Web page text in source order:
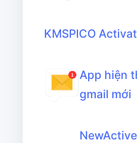
KMSPICO
App hiện
gmail mới